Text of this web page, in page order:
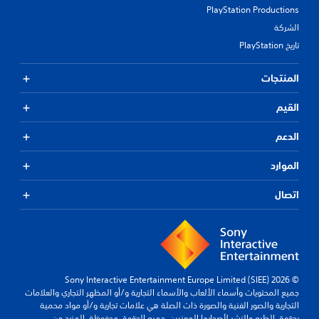
PlayStation Productions
الشركة
تاريخ PlayStation
المنتجات
القيم
الدعم
الموارد
اتصال
© 2026 Sony Interactive Entertainment Europe Limited (SIEE)
جميع المحتويات وأسماء الألعاب والأسماء التجارية و/أو المظهر التجاري والعلامات
التجارية والصور الفنية والصورة ذات الصلة هي علامات تجارية و/أو مواد محمية